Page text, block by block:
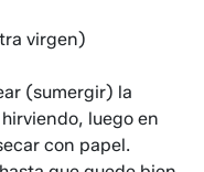
virgen)
(sumergir) la
luego en
con papel.